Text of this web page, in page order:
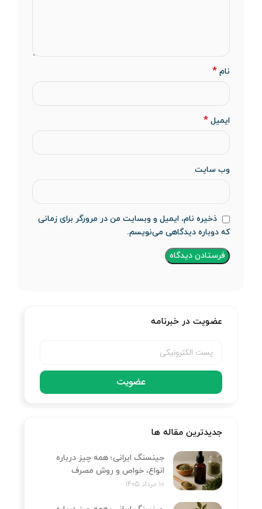
نام *
ایمیل *
وب‌ سایت
ذخیره نام، ایمیل و وبسایت من در مرورگر برای زمانی
که دوباره دیدگاهی می‌نویسم.
عضویت در خبرنامه
عضویت
جدیدترین مقاله ها
جینسنگ ایرانی؛ همه چیز درباره
انواع، خواص و روش مصرف
10 مرداد 1405